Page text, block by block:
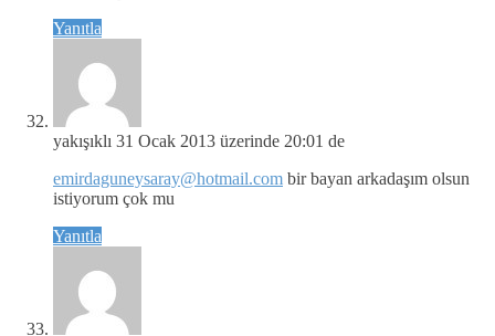
Yanıtla
yakışıklı 31 Ocak 2013 üzerinde 20:01 de
emirdaguneysaray@hotmail.com bir bayan arkadaşım olsun
istiyorum çok mu
Yanıtla